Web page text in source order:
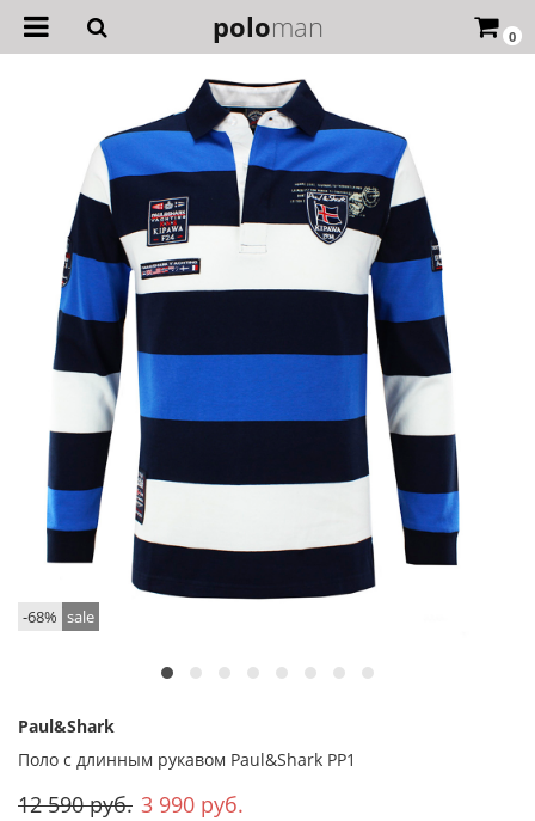
0
poloman
-68% sale
Paul&Shark
Поло с длинным рукавом Paul&Shark PP1
12 590 руб. 3 990 руб.